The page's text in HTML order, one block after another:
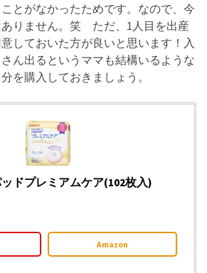
とがなかったためです。なので、今
りません。笑 ただ、1人目を出産
しておいた方が良いと思います！入
ん出るというママも結構いるような
を購入しておきましょう。
ドプレミアムケア(102枚入)
Amazon